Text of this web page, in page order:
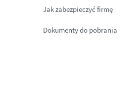
Jak zabezpieczyć firmę
Dokumenty do pobrania